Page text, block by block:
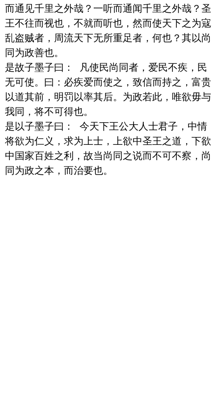
而通见千里之外哉？一听而通闻千里之外哉？圣
王不往而视也，不就而听也，然而使天下之为寇
乱盗贼者，周流天下无所重足者，何也？其以尚
同为政善也。
是故子墨子曰： 凡使民尚同者，爱民不疾，民
无可使。曰：必疾爱而使之，致信而持之，富贵
以道其前，明罚以率其后。为政若此，唯欲毋与
我同，将不可得也。
是以子墨子曰： 今天下王公大人士君子，中情
将欲为仁义，求为上士，上欲中圣王之道，下欲
中国家百姓之利，故当尚同之说而不可不察，尚